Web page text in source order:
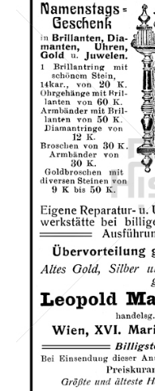
Marken
Konzerne
Epoche